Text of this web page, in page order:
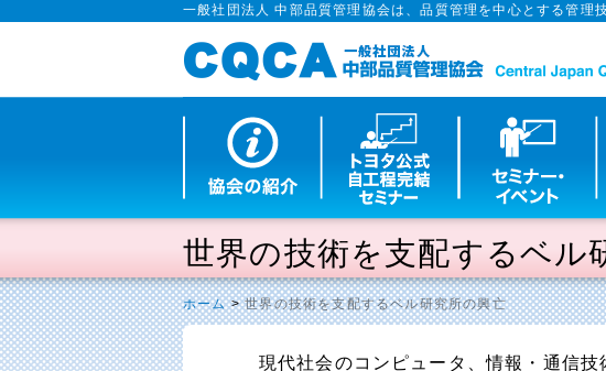
一般社団法人 中部品質管理協会は、品質管理を中心とする管理
世界の技術を支配するベル
ホーム>世界の技術を支配するベル研究所の興亡
現代社会のコンピュータ、情報・通信技